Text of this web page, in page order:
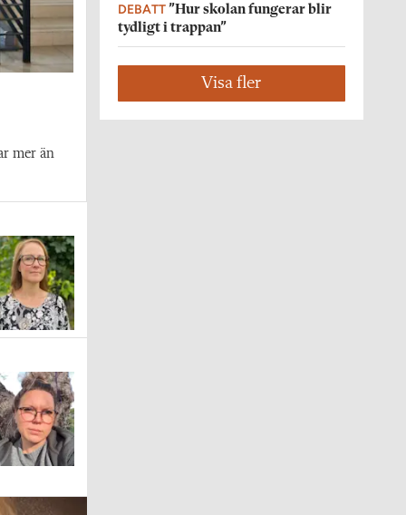
mer än
DEBATT ”Hur skolan fungerar blir
tydligt i trappan”
Visa fler